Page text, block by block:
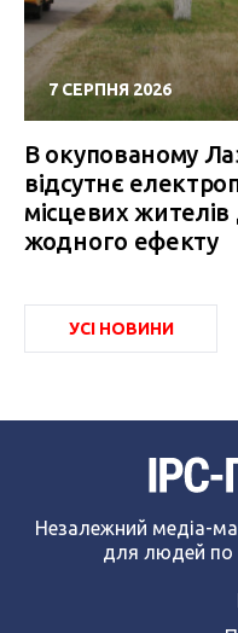
7 СЕРПНЯ 2026
В окупованому
відсутнє
місцевих
жодного ефекту
УСІ НОВИНИ
Незалежний медіа-
для людей по